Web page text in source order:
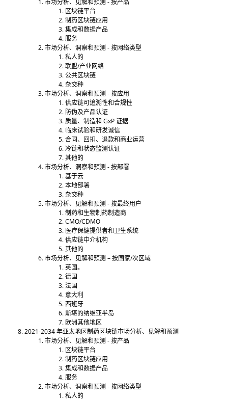
区块链平台
制药区块链应用
集成和数据产品
服务
市场分析、洞察和预测 - 按网络类型
私人的
联盟/产业网络
公共区块链
杂交种
市场分析、洞察和预测 - 按应用
供应链可追溯性和合规性
防伪及产品认证
质量、制造和 GxP 证据
临床试验和研发诚信
合同、回扣、退款和商业运营
冷链和状态监测认证
其他的
市场分析、洞察和预测 - 按部署
基于云
本地部署
杂交种
市场分析、见解和预测 - 按最终用户
制药和生物制药制造商
CMO/CDMO
医疗保健提供者和卫生系统
供应链中介机构
其他的
市场分析、见解和预测 – 按国家/次区域
英国。
德国
法国
意大利
西班牙
斯堪的纳维亚半岛
欧洲其他地区
2021-2034 年亚太地区制药区块链市场分析、见解和预测
市场分析、见解和预测 - 按产品
区块链平台
制药区块链应用
集成和数据产品
服务
市场分析、洞察和预测 - 按网络类型
私人的